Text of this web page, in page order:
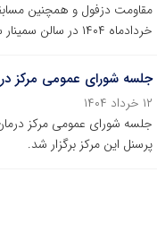
خردادماه ۱۴۰۴ در سالن سمینار ساختمان مرکزی سازمان برگزار شد.
جلسه شورای عمومی مرکز
۱۲ خرداد ۱۴۰۴
جلسه شورای عمومی مرکز
پرسنل این مرکز برگزار شد.